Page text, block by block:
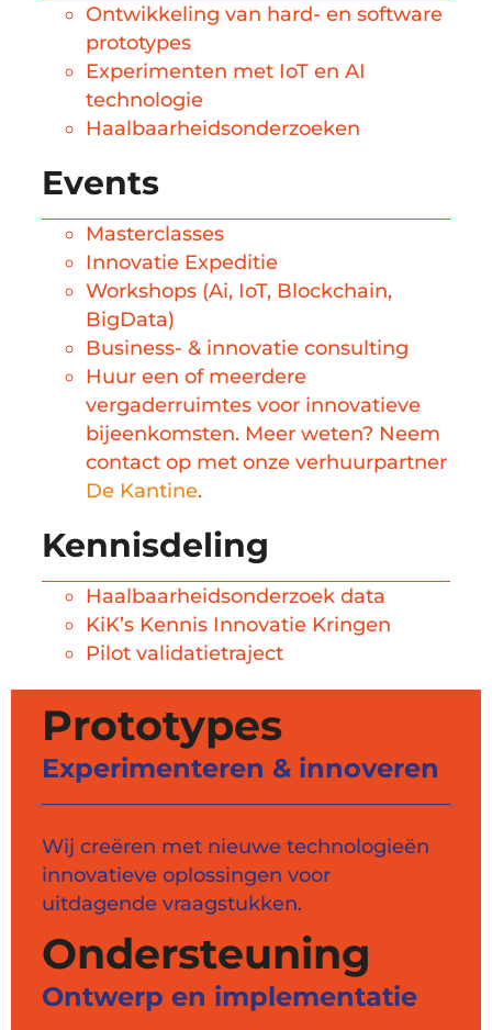
Ontwikkeling van hard- en software
prototypes
Experimenten met IoT en AI
technologie
Haalbaarheidsonderzoeken
Events
Masterclasses
Innovatie Expeditie
Workshops (Ai, IoT, Blockchain,
BigData)
Business- & innovatie consulting
Huur een of meerdere
vergaderruimtes voor innovatieve
bijeenkomsten. Meer weten? Neem
contact op met onze verhuurpartner
De Kantine.
Kennisdeling
Haalbaarheidsonderzoek data
KiK’s Kennis Innovatie Kringen
Pilot validatietraject
Prototypes
Experimenteren & innoveren
Wij creëren met nieuwe technologieën
innovatieve oplossingen voor
uitdagende vraagstukken.
Ondersteuning
Ontwerp en implementatie